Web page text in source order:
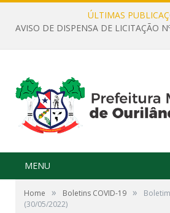
ÚLTIMAS
MENU
Home » Boletins COVID-19 »
(30/05/2022)